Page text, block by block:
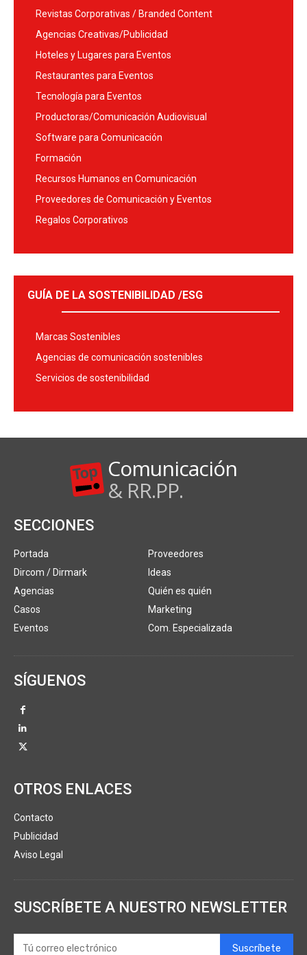
Revistas Corporativas / Branded Content
Agencias Creativas/Publicidad
Hoteles y Lugares para Eventos
Restaurantes para Eventos
Tecnología para Eventos
Productoras/Comunicación Audiovisual
Software para Comunicación
Formación
Recursos Humanos en Comunicación
Proveedores de Comunicación y Eventos
Regalos Corporativos
GUÍA DE LA SOSTENIBILIDAD /ESG
Marcas Sostenibles
Agencias de comunicación sostenibles
Servicios de sostenibilidad
Comunicación
& RR.PP.
SECCIONES
Portada
Dircom / Dirmark
Agencias
Casos
Eventos
Proveedores
Ideas
Quién es quién
Marketing
Com. Especializada
SÍGUENOS
OTROS ENLACES
Contacto
Publicidad
Aviso Legal
SUSCRÍBETE A NUESTRO NEWSLETTER
Suscríbete